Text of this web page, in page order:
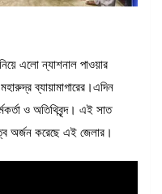
এলো ন্যাশনাল পাওয়ার
ব্যায়ামাগারের।এদিন
ও অতিথিবৃন্দ। এই সাত
অর্জন করেছে এই জেলার।